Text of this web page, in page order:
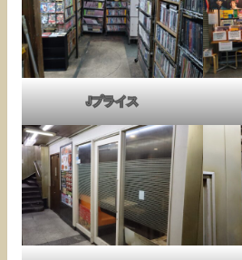
Jプライス